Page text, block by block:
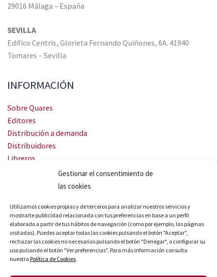
Gestionar el consentimiento de
las cookies
Utilizamos cookies propias y de terceros para analizar nuestros servicios y
mostrarte publicidad relacionada con tus preferencias en base a un perfil
elaborado a partir de tus hábitos de navegación (como por ejemplo, las páginas
visitadas). Puedes aceptar todas las cookies pulsando el botón "Aceptar",
rechazar las cookies no necesarias pulsando el botón "Denegar", o configurar su
uso pulsando el botón "Ver preferencias". Para más información consulta
nuestra Política de Cookies.
29016 Málaga – España
SEVILLA
Edifico Centris, Glorieta Fernando Quiñones, 6A. 41940
Tomares – Sevilla
INFORMACIÓN
Sobre Quares
Editores
Distribución a demanda
Distribuidores
Libreros
Servicio Landingweb
Crea tu audiobook